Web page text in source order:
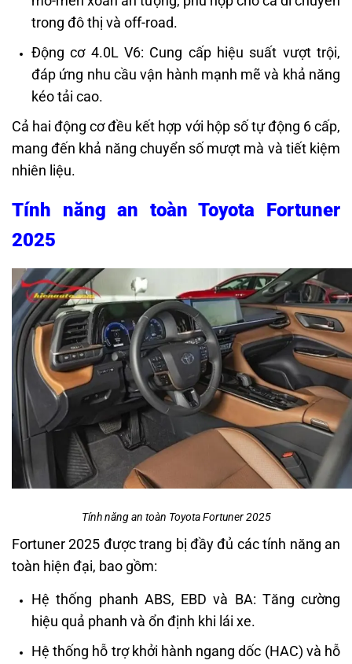
trong đô thị và off-road.
Động cơ 4.0L V6: Cung cấp hiệu suất vượt trội,
đáp ứng nhu cầu vận hành mạnh mẽ và khả năng
kéo tải cao.
Cả hai động cơ đều kết hợp với hộp số tự động 6 cấp,
mang đến khả năng chuyển số mượt mà và tiết kiệm
nhiên liệu.
Tính năng an toàn Toyota Fortuner
2025
Tính năng an toàn Toyota Fortuner 2025
Fortuner 2025 được trang bị đầy đủ các tính năng an
toàn hiện đại, bao gồm:
Hệ thống phanh ABS, EBD và BA: Tăng cường
hiệu quả phanh và ổn định khi lái xe.
Hệ thống hỗ trợ khởi hành ngang dốc (HAC) và hỗ